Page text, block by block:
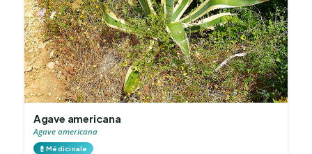
Agave americana
Agave americana
💊Médicinale